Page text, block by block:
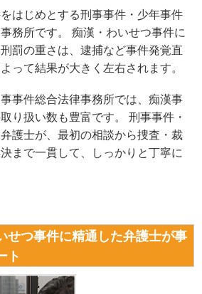
はじめとする刑事事件・少年事件
務所です。 痴漢・わいせつ事件に
罰の重さは、逮捕など事件発覚直
って結果が大きく左右されます。
事件総合法律事務所では、痴漢事
り扱い数も豊富です。 刑事事件・
護士が、最初の相談から捜査・裁
まで一貫して、しっかりと丁寧に
つ事件に精通した弁護士が事
ト